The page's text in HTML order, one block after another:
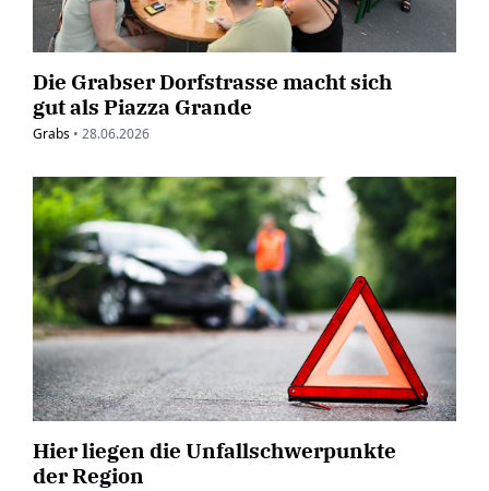
Die Grabser Dorfstrasse macht sich
gut als Piazza Grande
Grabs • 28.06.2026
Hier liegen die Unfallschwerpunkte
der Region